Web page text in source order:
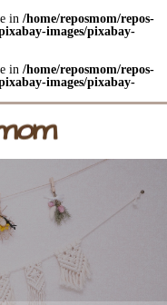
in /home/reposmom/repos-
images/pixabay-
in /home/reposmom/repos-
images/pixabay-